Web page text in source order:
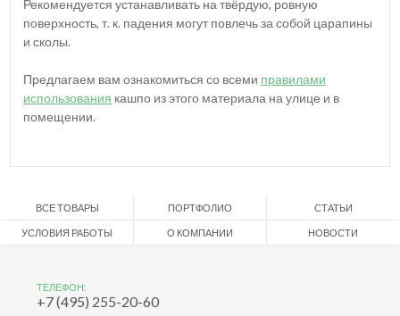
Рекомендуется устанавливать на твёрдую, ровную
поверхность, т. к. падения могут повлечь за собой царапины
и сколы.
Предлагаем вам ознакомиться со всеми правилами
использования кашпо из этого материала на улице и в
помещении.
ВСЕ ТОВАРЫ ПОРТФОЛИО СТАТЬИ
УСЛОВИЯ РАБОТЫ О КОМПАНИИ НОВОСТИ
ТЕЛЕФОН:
+7 (495) 255-20-60